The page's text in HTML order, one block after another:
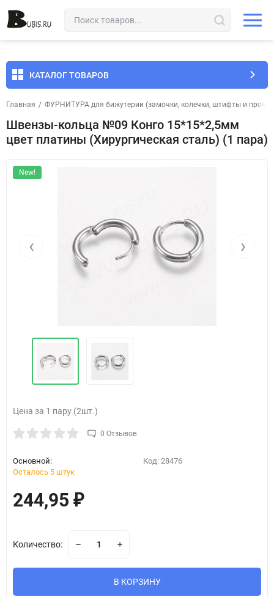
КАТАЛОГ ТОВАРОВ
Главная / ФУРНИТУРА для бижутерии (замочки, колечки, штифты и
Швензы-кольца №09 Конго 15*15*2,5мм
цвет платины (Хирургическая сталь) (1 пара)
New!
‹ ›
Цена за 1 пару (2шт.)
0 Отзывов
Основной:
Осталось 5 штук
Код: 28476
244,95 ₽
Количество:
В КОРЗИНУ